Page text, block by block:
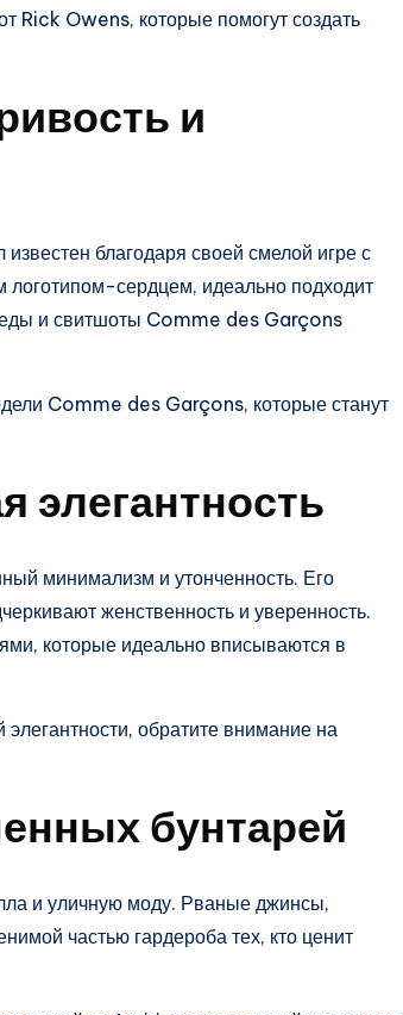
Rick Owens, которые помогут создать
и
благодаря своей смелой игре с
сердцем, идеально подходит
и свитшоты Comme des Garçons
Comme des Garçons, которые станут
элегантность
минимализм и утонченность. Его
женственность и уверенность.
которые идеально вписываются в
обратите внимание на
бунтарей
и уличную моду. Рваные джинсы,
частью гардероба тех, кто ценит